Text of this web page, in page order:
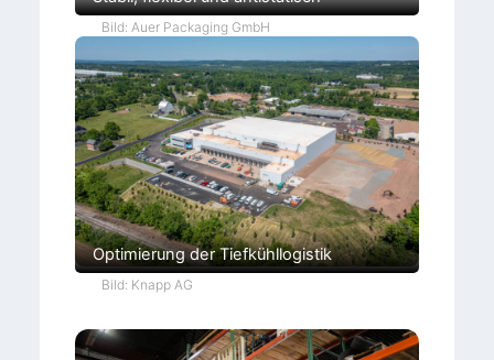
Bild: Auer Packaging GmbH
Optimierung der Tiefkühllogistik
Bild: Knapp AG